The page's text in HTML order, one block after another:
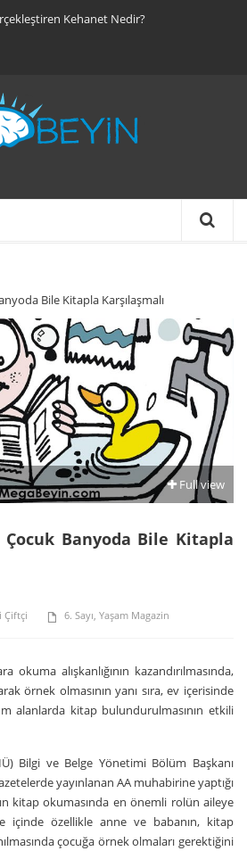
Kehanet Nedir?
Bile Kitapla Karşılaşmalı
Full view
Banyoda Bile Kitapla
Çiftçi 6. Sayı Yaşam Magazin
alışkanlığının kazandırılmasında,
örnek olmasının yanı sıra, ev içerisinde
alanlarda kitap bulundurulmasının etkili
Bilgi ve Belge Yönetimi Bölüm Başkanı
yayınlanan AA muhabirine yaptığı
kitap okumasında en önemli rolün aileye
içinde özellikle anne ve babanın, kitap
çocuğa örnek olmaları gerektiğini